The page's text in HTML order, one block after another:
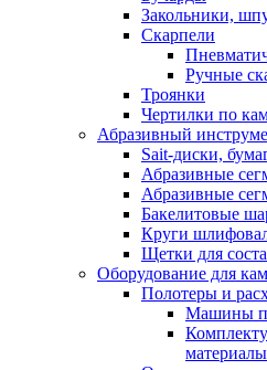
Закольники,
Скарпели
Ручные
Троянки
Чертилки по
Абразивный
Sait-диски,
Абразивные
Абразивные
Бакелитовые
Круги
Щетки для
Оборудование для
Полотеры и
Машины
материалы